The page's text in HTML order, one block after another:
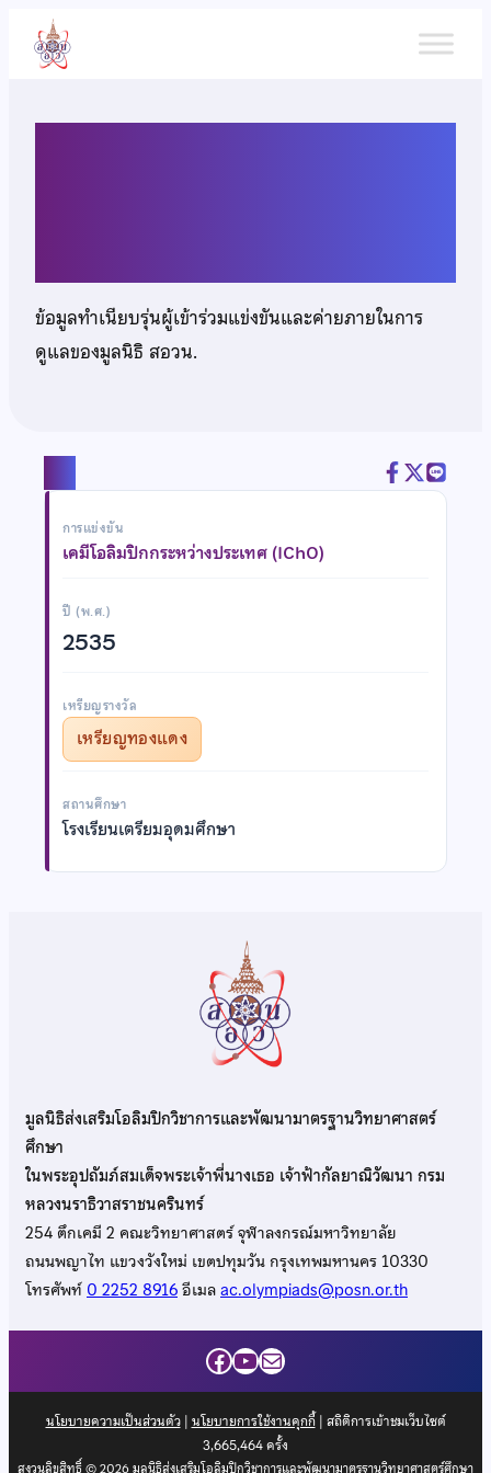
เนื้อหา
ข้อมูลทำเนียบรุ่นผู้เข้าร่วมแข่งขันและค่ายภายในการ
ดูแลของมูลนิธิ สอวน.
การแข่งขัน
เคมีโอลิมปิกกระหว่างประเทศ (IChO)
ปี (พ.ศ.)
2535
เหรียญรางวัล
เหรียญทองแดง
สถานศึกษา
โรงเรียนเตรียมอุดมศึกษา
มูลนิธิส่งเสริมโอลิมปิกวิชาการและพัฒนามาตรฐานวิทยาศาสตร์
ศึกษา
ในพระอุปถัมภ์สมเด็จพระเจ้าพี่นางเธอ เจ้าฟ้ากัลยาณิวัฒนา กรม
หลวงนราธิวาสราชนครินทร์
254 ตึกเคมี 2 คณะวิทยาศาสตร์ จุฬาลงกรณ์มหาวิทยาลัย
ถนนพญาไท แขวงวังใหม่ เขตปทุมวัน กรุงเทพมหานคร 10330
โทรศัพท์0 2252 8916อีเมลac.olympiads@posn.or.th
Facebook
YouTube
Mail
นโยบายความเป็นส่วนตัว| นโยบายการใช้งานคุกกี้| สถิติการเข้าชมเว็บไซต์
3,665,464ครั้ง
สงวนลิขสิทธิ์ © 2026 มูลนิธิส่งเสริมโอลิมปิกวิชาการและพัฒนามาตรฐานวิทยาศาสตร์ศึกษา